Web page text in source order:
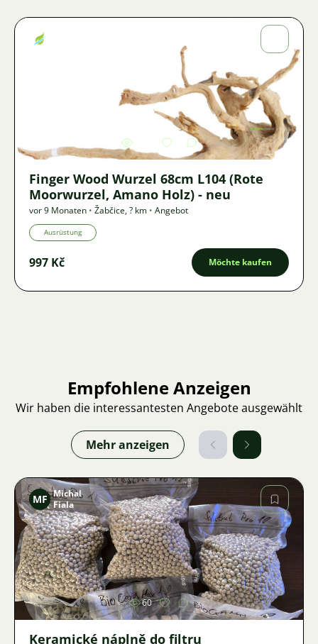
Bild
Finger Wood Wurzel 68cm L104 (Rote
Moorwurzel, Amano Holz) - neu
vor 9 Monaten • Žabčice,? km • Angebot
Ausrüstung
997 Kč Möchte kaufen
Empfohlene Anzeigen
Wir haben die interessantesten Angebote ausgewählt
Mehr anzeigen
Bild
MF Michal
Fiala
60
Keramické náplně do filtru